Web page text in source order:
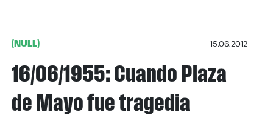
(NULL) 15.06.2012
16/06/1955: Cuando Plaza
de Mayo fue tragedia